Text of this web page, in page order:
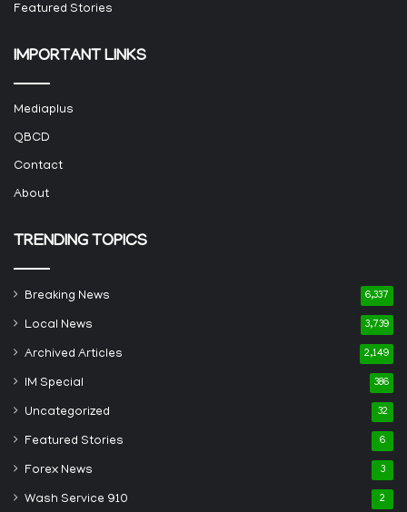
Featured Stories
IMPORTANT LINKS
Mediaplus
QBCD
Contact
About
TRENDING TOPICS
Breaking News 6,337
Local News 3,739
Archived Articles 2,149
IM Special 386
Uncategorized 32
Featured Stories 6
Forex News 3
Wash Service 910 2